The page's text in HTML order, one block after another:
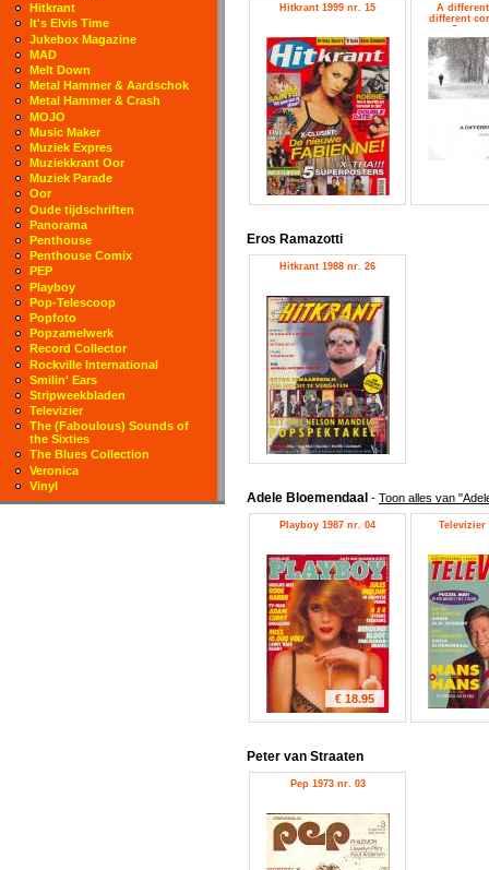
Hitkrant 1999 nr. 15
A
different
Eros Ramazotti
Hitkrant 1988 nr. 26
Adele Bloemendaal - Toon alles van
Playboy 1987 nr. 04
€ 18.95
Televizier
Peter van Straaten
Pep 1973 nr. 03
Hitkrant
It's Elvis Time
Jukebox Magazine
MAD
Melt Down
Metal Hammer & Aardschok
Metal Hammer & Crash
MOJO
Music Maker
Muziek Expres
Muziekkrant Oor
Muziek Parade
Oor
Oude tijdschriften
Panorama
Penthouse
Penthouse Comix
PEP
Playboy
Pop-Telescoop
Popfoto
Popzamelwerk
Record Collector
Rockville International
Smilin' Ears
Stripweekbladen
Televizier
The (Faboulous) Sounds of
the Sixties
The Blues Collection
Veronica
Vinyl